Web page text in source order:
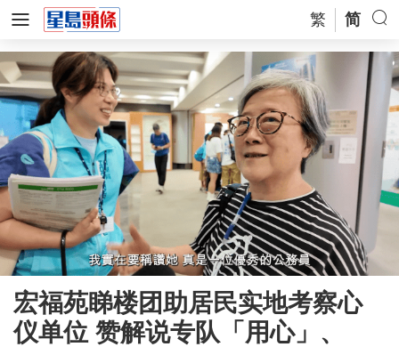
繁 简
宏福苑睇楼团助居民实地考察心
仪单位 赞解说专队「用心」、